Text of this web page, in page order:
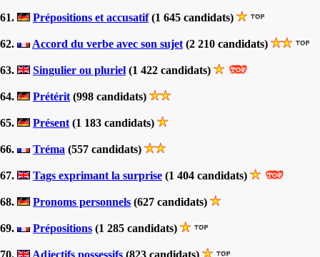
61. Prépositions et accusatif(1 645 candidats)
62. Accord du verbe avec son sujet (2 210 candidats)
63. Singulier ou pluriel (1 422 candidats)
64. Prétérit (998 candidats)
65. Présent (1 183 candidats)
66. Tréma (557 candidats)
67. Tags exprimant la surprise (1 404 candidats)
68. Pronoms personnels (627 candidats)
69. Prépositions (1 285 candidats)
70. Adjectifs possessifs (823 candidats)